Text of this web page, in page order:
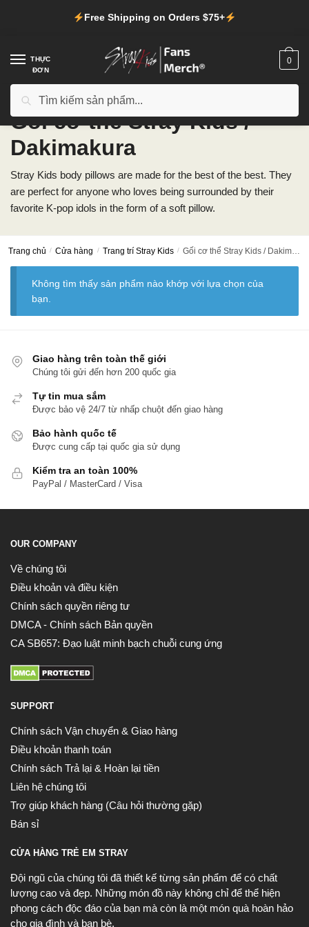
hướng
nội
Free Shipping on Orders $75+
THỰC
ĐƠN
kiếm:
0
Gối cơ thể Stray Kids /
Dakimakura
Stray Kids body pillows are made for the best of the best. They
are perfect for anyone who loves being surrounded by their
favorite K-pop idols in the form of a soft pillow.
Trang chủ / Cửa hàng / Trang trí Stray Kids / Gối cơ thể Stray Kids / Dakimakura
Không tìm thấy sản phẩm nào khớp với lựa chọn của
bạn.
Giao hàng trên toàn thế giới
Chúng tôi gửi đến hơn 200 quốc gia
Tự tin mua sắm
Được bảo vệ 24/7 từ nhấp chuột đến giao hàng
Bảo hành quốc tế
Được cung cấp tại quốc gia sử dụng
Kiểm tra an toàn 100%
PayPal / MasterCard / Visa
OUR COMPANY
Về chúng tôi
Điều khoản và điều kiện
Chính sách quyền riêng tư
DMCA - Chính sách Bản quyền
CA SB657: Đạo luật minh bạch chuỗi cung ứng
SUPPORT
Chính sách Vận chuyển & Giao hàng
Điều khoản thanh toán
Chính sách Trả lại & Hoàn lại tiền
Liên hệ chúng tôi
Trợ giúp khách hàng (Câu hỏi thường gặp)
Bán sỉ
CỬA HÀNG TRẺ EM STRAY
Đội ngũ của chúng tôi đã thiết kế từng sản phẩm để có chất
lượng cao và đẹp. Những món đồ này không chỉ để thể hiện
phong cách độc đáo của bạn mà còn là một món quà hoàn hảo
cho gia đình và bạn bè.